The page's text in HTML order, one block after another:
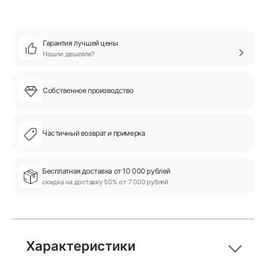
Гарантия лучшей цены
Нашли дешевле?
Собственное производство
Частичный возврат и примерка
Бесплатная доставка от 10 000 рублей
скидка на доставку 50% от 7 000 рублей
Характеристики